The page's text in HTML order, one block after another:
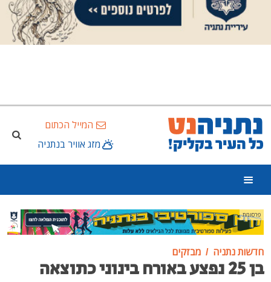
המייל הכתום
מזג אוויר בנתניה
פרסומת
חדשות נתניה מבזקים
בן 25 נפצע באורח בינוני כתוצאה